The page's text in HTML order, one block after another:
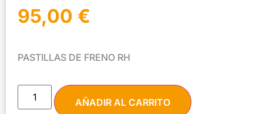
95,00 €
PASTILLAS DE FRENO RH
AÑADIR AL CARRITO